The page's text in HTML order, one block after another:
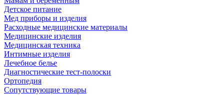
Детское питание
Мед приборы и изделия
Расходные медицинские материалы
Медицинские изделия
Медицинская техника
Интимные изделия
Лечебное белье
Диагностические тест-полоски
Ортопедия
Сопутствующие товары